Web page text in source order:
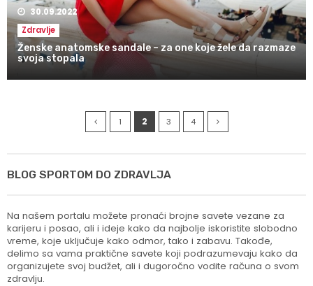
30.09.2022
Zdravlje
Ženske anatomske sandale – za one koje žele da razmaze
svoja stopala
1 2 3 4
BLOG SPORTOM DO ZDRAVLJA
Na našem portalu možete pronaći brojne savete vezane za
karijeru i posao, ali i ideje kako da najbolje iskoristite slobodno
vreme, koje uključuje kako odmor, tako i zabavu. Takođe,
delimo sa vama praktične savete koji podrazumevaju kako da
organizujete svoj budžet, ali i dugoročno vodite računa o svom
zdravlju.